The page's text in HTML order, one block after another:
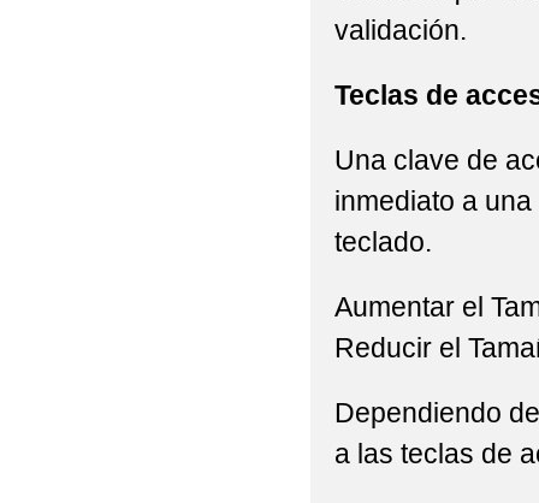
validación.
Teclas de
Una clave de
inmediato a
teclado.
Aumentar el
Reducir el
Dependiendo
a las teclas de